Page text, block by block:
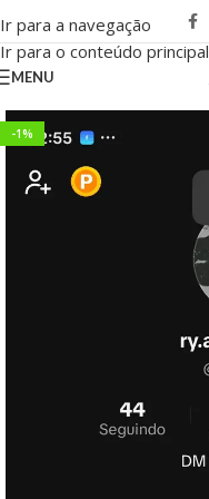
Ir para a navegação
Ir para o conteúdo principal
MENU
-1%